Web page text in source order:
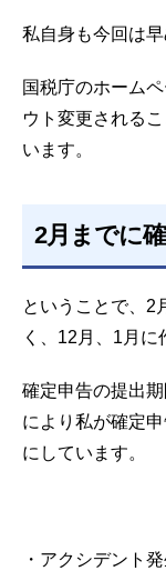
私自身も今回は
国税庁のホーム
ウト変更される
います。
2月までに
ということで、2
く、12月、1月に
確定申告の提出
により私が確定
にしています。
・アクシデント